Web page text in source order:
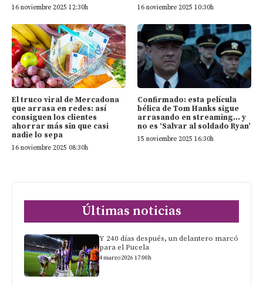
16 noviembre 2025 12:30h 16 noviembre 2025 10:30h
El truco viral de Mercadona
que arrasa en redes: así
consiguen los clientes
ahorrar más sin que casi
nadie lo sepa
16 noviembre 2025 08:30h
Confirmado: esta película
bélica de Tom Hanks sigue
arrasando en streaming… y
no es ‘Salvar al soldado Ryan’
15 noviembre 2025 16:30h
Últimas noticias
Y 240 días después, un delantero marcó
para el Pucela
4 marzo 2026 17:00h